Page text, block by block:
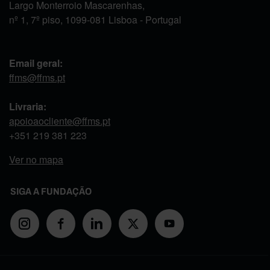
Largo Monterroio Mascarenhas,
nº 1, 7º piso, 1099-081 Lisboa - Portugal
Email geral:
ffms@ffms.pt
Livraria:
apoioaocliente@ffms.pt
+351 219 381 223
Ver no mapa
SIGA A FUNDAÇÃO